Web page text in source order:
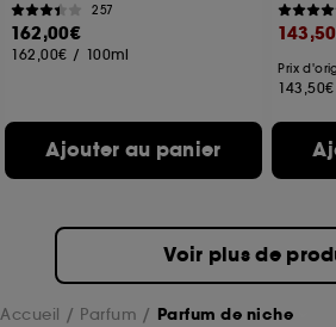
257
162,00€
162,00€ / 100ml
Ajouter au panier
Prix
143,50€
Voir plus de
Accueil Parfum Parfum de niche